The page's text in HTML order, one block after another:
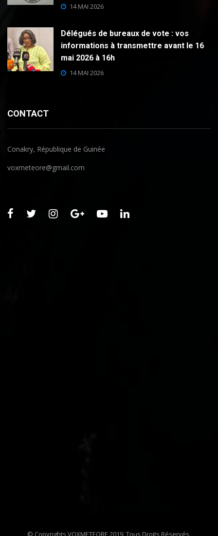
14 MAI 2026
Délégués de bureaux de vote : vos
informations à transmettre avant le 16
mai 2026 à 16h
14 MAI 2026
CONTACT
Conakry, République de Guinée
voxmeteore@gmail.com
© Copyrights VOXMETEORE 2019. Tous Droits Réservés.